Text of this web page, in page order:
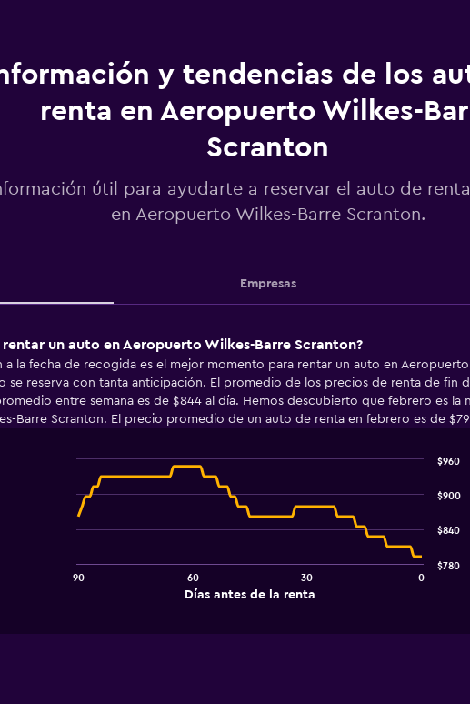
y tendencias de los
renta en Aeropuerto Wilkes-
Scranton
útil para ayudarte a reservar el auto de
en Aeropuerto Wilkes-Barre Scranton.
Empresas
un auto en Aeropuerto Wilkes-Barre Scranton?
a la fecha de recogida es el mejor momento para rentar un auto en
se reserva con tanta anticipación. El promedio de los precios de renta de fin
entre semana es de $844 al día. Hemos descubierto que febrero es
Barre Scranton. El precio promedio de un auto de renta en febrero es de
chart
with
The
graphic.
Días antes de la renta
90 60 30 0
$780
$840
$900
$960